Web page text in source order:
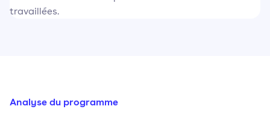
travaillées.
Analyse du programme